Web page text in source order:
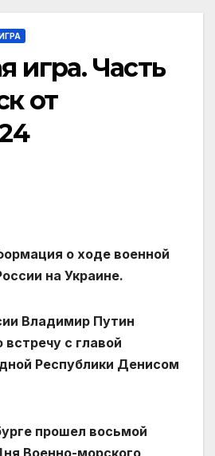
игра. Часть
от
о ходе военной
на Украине.
Владимир Путин
с главой
Республики Денисом
прошел восьмой